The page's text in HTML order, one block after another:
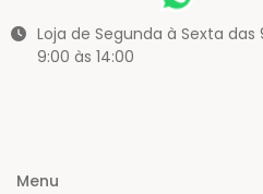
Loja de Segunda à Sexta das
9:00 às 14:00
Menu